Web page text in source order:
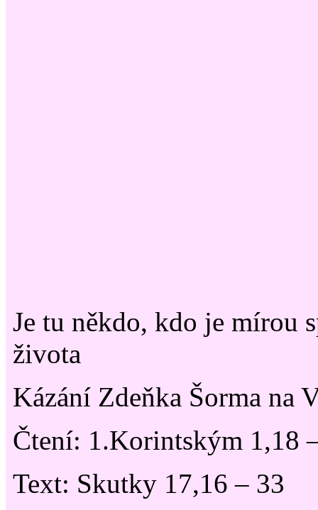
Je tu někdo, kdo je mírou
života
Kázání Zdeňka Šorma na
Čtení: 1.Korintským 1,18
Text: Skutky 17,16 – 33